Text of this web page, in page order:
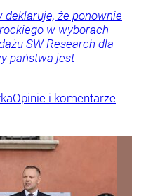
deklaruje, że ponownie
w wyborach
SW Research dla
państwa jest
Opinie i komentarze